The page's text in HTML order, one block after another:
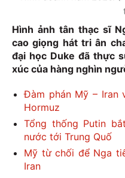
Hình ảnh tân thạc sĩ
cao giọng hát tri ân
đại học Duke đã thực
xúc của hàng nghìn
Đàm phán Mỹ – Iran
Hormuz
Tổng thống Putin
nước tới Trung Quố
Mỹ từ chối để Nga
Iran